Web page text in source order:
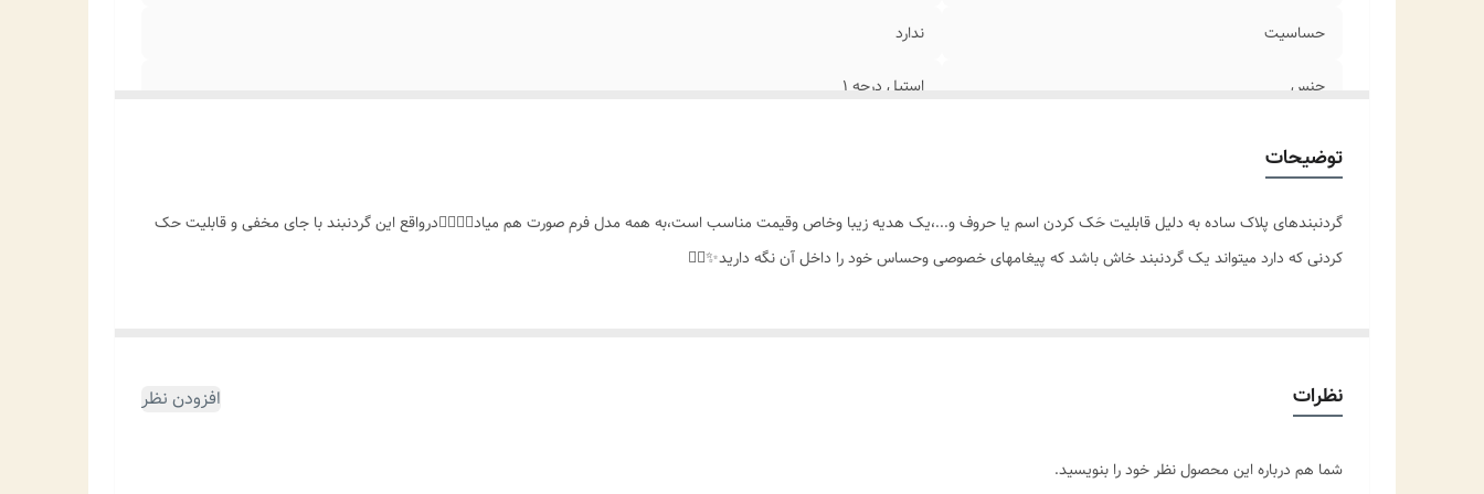
حساسیت ندارد
جنس استیل درجه ۱
قابلیت حَک کردن بر روی پلاک
توضیحات
گردنبندهای پلاک ساده به دلیل قابلیت حَک کردن اسم یا حروف و...،یک هدیه زیبا وخاص وقیمت مناسب است،به همه مدل فرم صورت هم میاد👌🏻💎😍درواقع این گردنبند با جای مخفی و قابلیت حک
کردنی که دارد میتواند یک گردنبند خاش باشد که پیغامهای خصوصی وحساس خود را داخل آن نگه دارید✨️👌🏻
نظرات افزودن نظر
شما هم درباره این محصول نظر خود را بنویسید.